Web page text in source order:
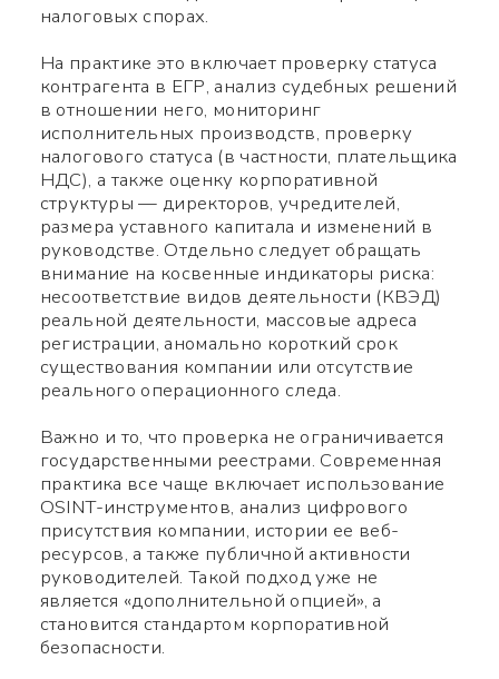
налоговых спорах.
На практике это включает проверку статуса
контрагента в ЕГР, анализ судебных решений
в отношении него, мониторинг
исполнительных производств, проверку
налогового статуса (в частности, плательщика
НДС), а также оценку корпоративной
структуры — директоров, учредителей,
размера уставного капитала и изменений в
руководстве. Отдельно следует обращать
внимание на косвенные индикаторы риска:
несоответствие видов деятельности (КВЭД)
реальной деятельности, массовые адреса
регистрации, аномально короткий срок
существования компании или отсутствие
реального операционного следа.
Важно и то, что проверка не ограничивается
государственными реестрами. Современная
практика все чаще включает использование
OSINT-инструментов, анализ цифрового
присутствия компании, истории ее веб-
ресурсов, а также публичной активности
руководителей. Такой подход уже не
является «дополнительной опцией», а
становится стандартом корпоративной
безопасности.
Имя *
Номер телефона *
Заполните нужные поля
Используйте ваш смартфон
чтобы считать QR-code,
после чего сможете
добавить меня в контакты.